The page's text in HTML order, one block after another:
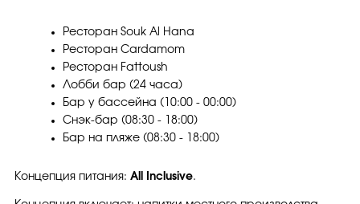
Ресторан Souk Al Hana
Ресторан Cardamom
Ресторан Fattoush
Лобби бар (24 часа)
Бар у бассейна (10:00 - 00:00)
Снэк-бар (08:30 - 18:00)
Бар на пляже (08:30 - 18:00)
Концепция питания: All Inclusive.